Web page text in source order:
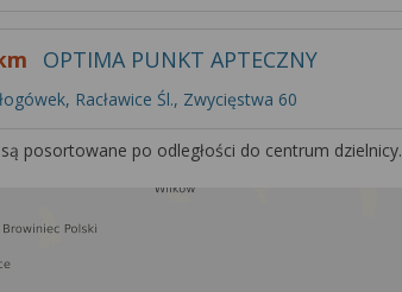
OPTIMA PUNKT APTECZNY
Racławice Śl., Zwycięstwa 60
posortowane po odległości do centrum dzielnicy.